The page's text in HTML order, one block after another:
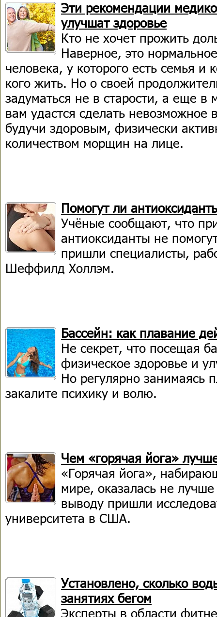
Эти рекомендации
улучшат здоровье
Кто не хочет прожить
Наверное, это
человека, у которого есть семья и
кого жить. Но о своей
задуматься не в старости, а еще в
вам удастся сделать невозможное
будучи здоровым, физически
количеством морщин на лице.
Помогут ли
Учёные сообщают, что
антиоксиданты не
пришли специалисты,
Шеффилд Холлэм.
Бассейн: как плавание
Не секрет, что посещая
физическое здоровье и
Но регулярно занимаясь
закалите психику и волю.
Чем «горячая йога»
«Горячая йога»,
мире, оказалась не
выводу пришли
университета в США.
Установлено, сколько
занятиях бегом
Эксперты в области